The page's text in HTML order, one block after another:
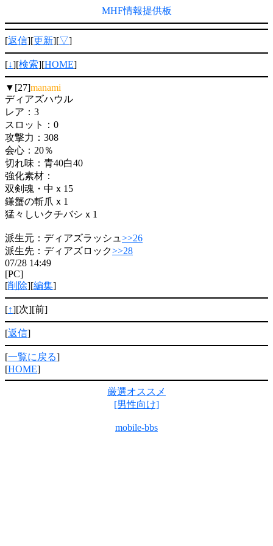
MHF情報提供板
[返信][更新][▽]
[↓][検索][HOME]
▼[27]manami
ディアズハウル
レア：3
スロット：0
攻撃力：308
会心：20％
切れ味：青40白40
強化素材：
双剣魂・中ｘ15
鎌蟹の斬爪ｘ1
猛々しいクチバシｘ1
派生元：ディアズラッシュ >>26
派生先：ディアズロック>>28
07/28 14:49
[PC]
[削除][編集]
[↑][次][前]
[返信]
[一覧に戻る]
[HOME]
厳選オススメ
[男性向け]
mobile-bbs